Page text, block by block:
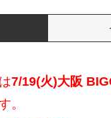
7/19(火)大阪
。